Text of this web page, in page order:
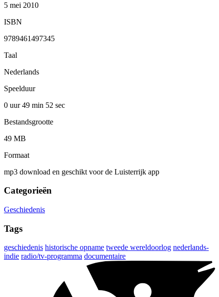
5 mei 2010
ISBN
9789461497345
Taal
Nederlands
Speelduur
0 uur 49 min 52 sec
Bestandsgrootte
49 MB
Formaat
mp3 download en geschikt voor de Luisterrijk app
Categorieën
Geschiedenis
Tags
geschiedenis historische opname tweede wereldoorlog nederlands-
indie radio/tv-programma documentaire